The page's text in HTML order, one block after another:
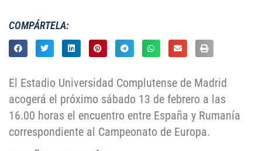
COMPÁRTELA:
El Estadio Universidad Complutense de Madrid
acogerá el próximo sábado 13 de febrero a las
16.00 horas el encuentro entre España y Rumanía
correspondiente al Campeonato de Europa.